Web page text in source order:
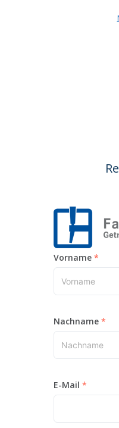
Vorname
Nachname
E-Mail